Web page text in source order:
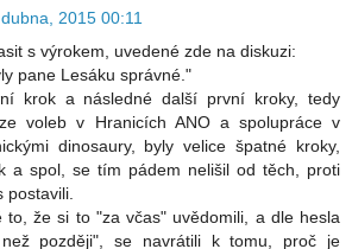
2015 00:11
s výrokem, uvedené zde na diskuzi:
pane Lesáku správné."
krok a následné další první kroky, tedy
voleb v Hranicích ANO a spolupráce v
dinosaury, byly velice špatné kroky,
a spol, se tím pádem nelišil od těch, proti
postavili.
to, že si to "za včas" uvědomili, a dle hesla
později", se navrátili k tomu, proč je